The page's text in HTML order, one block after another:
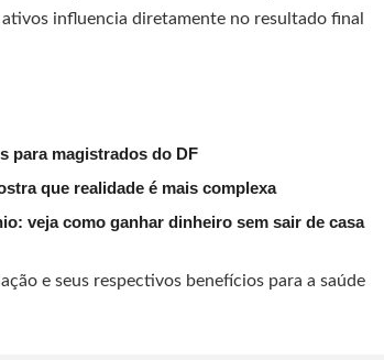
influencia diretamente no resultado final
para magistrados do DF
que realidade é mais complexa
veja como ganhar dinheiro sem sair de casa
e seus respectivos benefícios para a saúde